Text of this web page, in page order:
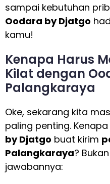
sampai kebutuhan
Oodara by Djatgo
kamu!
Kenapa Harus
Kilat dengan
Palangkaraya
Oke, sekarang kita
paling penting.
by Djatgo buat kirim
Palangkaraya?
jawabannya: